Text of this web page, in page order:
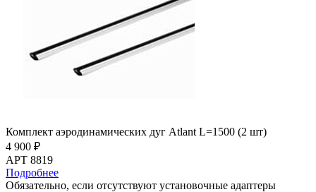
Комплект аэродинамических дуг Atlant L=1500 (2 шт)
4 900 ₽
АРТ 8819
Подробнее
Обязательно, если отсутствуют установочные адаптеры